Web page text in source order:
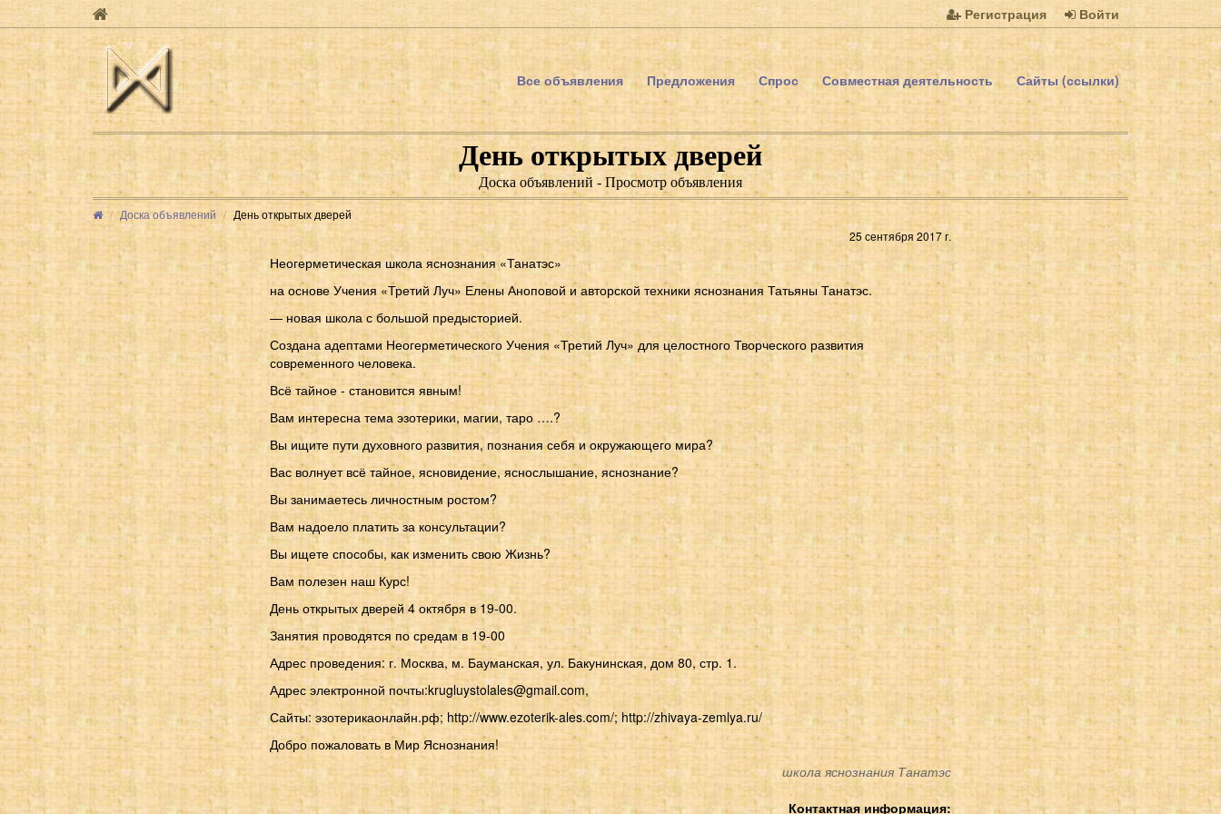
Регистрация Войти
Все объявления Предложения Спрос Совместная деятельность Сайты (ссылки)
День открытых дверей
Доска объявлений - Просмотр объявления
Доска объявлений
День открытых дверей
25 сентября 2017 г.
Неогерметическая школа яснознания «Танатэс»
на основе Учения «Третий Луч» Елены Аноповой и авторской техники яснознания Татьяны Танатэс.
— новая школа с большой предысторией.
Создана адептами Неогерметического Учения «Третий Луч» для целостного Творческого развития
современного человека.
Всё тайное - становится явным!
Вам интересна тема эзотерики, магии, таро ….?
Вы ищите пути духовного развития, познания себя и окружающего мира?
Вас волнует всё тайное, ясновидение, яснослышание, яснознание?
Вы занимаетесь личностным ростом?
Вам надоело платить за консультации?
Вы ищете способы, как изменить свою Жизнь?
Вам полезен наш Курс!
День открытых дверей 4 октября в 19-00.
Занятия проводятся по средам в 19-00
Адрес проведения: г. Москва, м. Бауманская, ул. Бакунинская, дом 80, стр. 1.
Адрес электронной почты:krugluystolales@gmail.com,
Сайты: эзотерикаонлайн.рф; http://www.ezoterik-ales.com/; http://zhivaya-zemlya.ru/
Добро пожаловать в Мир Яснознания!
школа яснознания Танатэс
Контактная информация: